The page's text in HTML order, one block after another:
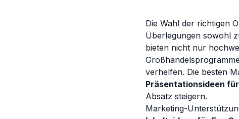
Die Wahl der richtigen
Überlegungen sowohl
bieten nicht nur
verhelfen. Die besten
Präsentationsideen
Absatz steigern.
Marketing-